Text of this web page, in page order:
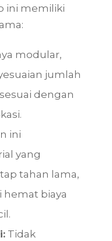
ini memiliki
modular,
jumlah
dengan
ini
yang
tahan lama,
hemat biaya
Tidak